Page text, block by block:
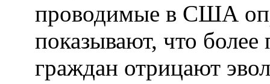
проводимые в США
показывают, что
граждан отрицают